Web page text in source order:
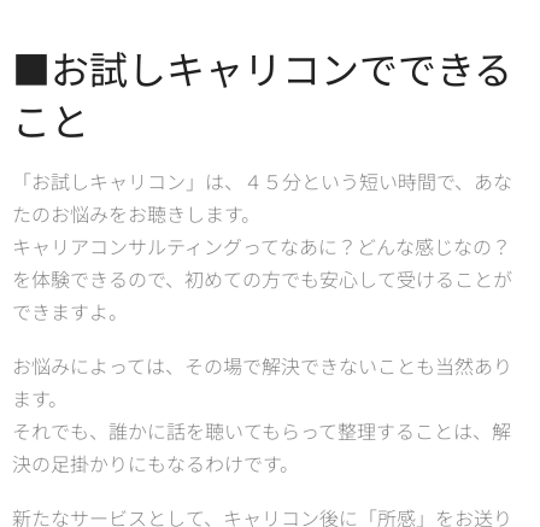
■お試しキャリコンでできる
こと
「お試しキャリコン」は、４５分という短い時間で、あな
たのお悩みをお聴きします。
キャリアコンサルティングってなあに？どんな感じなの？
を体験できるので、初めての方でも安心して受けることが
できますよ。
お悩みによっては、その場で解決できないことも当然あり
ます。
それでも、誰かに話を聴いてもらって整理することは、解
決の足掛かりにもなるわけです。
新たなサービスとして、キャリコン後に「所感」をお送り